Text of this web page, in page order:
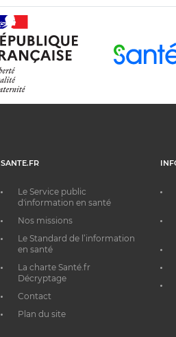
SANTE.FR
Le Service public
d'information en santé
Nos missions
Le Standard de l’information
en santé
La charte Santé.fr
Décryptage
Contact
Plan du site